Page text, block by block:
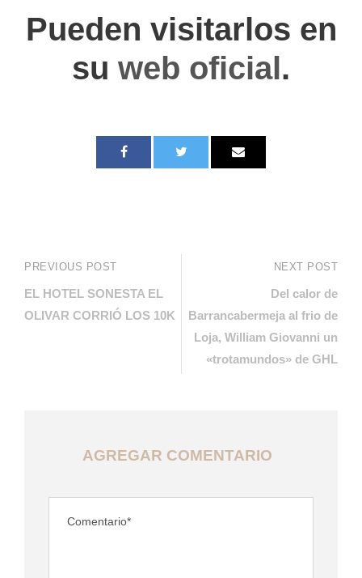
Pueden visitarlos en
su web oficial.
PREVIOUS POST
EL HOTEL SONESTA EL
OLIVAR CORRIÓ LOS 10K
NEXT POST
Del calor de
Barrancabermeja al frio de
Loja, William Giovanni un
«trotamundos» de GHL
AGREGAR COMENTARIO